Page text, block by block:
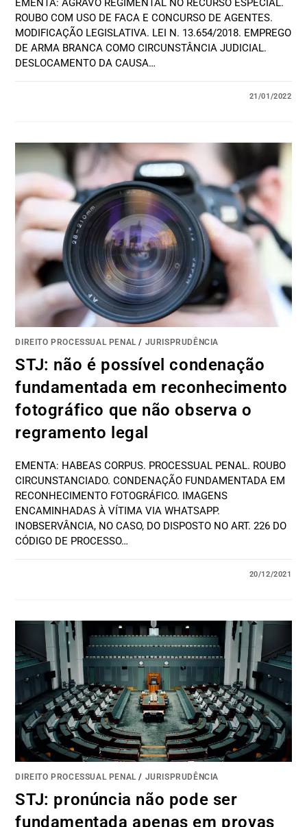
EMENTA: AGRAVO REGIMENTAL NO RECURSO ESPECIAL.
ROUBO COM USO DE FACA E CONCURSO DE AGENTES.
MODIFICAÇÃO LEGISLATIVA. LEI N. 13.654/2018. EMPREGO
DE ARMA BRANCA COMO CIRCUNSTÂNCIA JUDICIAL.
DESLOCAMENTO DA CAUSA…
21/01/2022
DIREITO PROCESSUAL PENAL / JURISPRUDÊNCIA
STJ: não é possível condenação
fundamentada em reconhecimento
fotográfico que não observa o
regramento legal
EMENTA: HABEAS CORPUS. PROCESSUAL PENAL. ROUBO
CIRCUNSTANCIADO. CONDENAÇÃO FUNDAMENTADA EM
RECONHECIMENTO FOTOGRÁFICO. IMAGENS
ENCAMINHADAS À VÍTIMA VIA WHATSAPP.
INOBSERVÂNCIA, NO CASO, DO DISPOSTO NO ART. 226 DO
CÓDIGO DE PROCESSO…
20/12/2021
DIREITO PROCESSUAL PENAL/ JURISPRUDÊNCIA
STJ: pronúncia não pode ser
fundamentada apenas em provas